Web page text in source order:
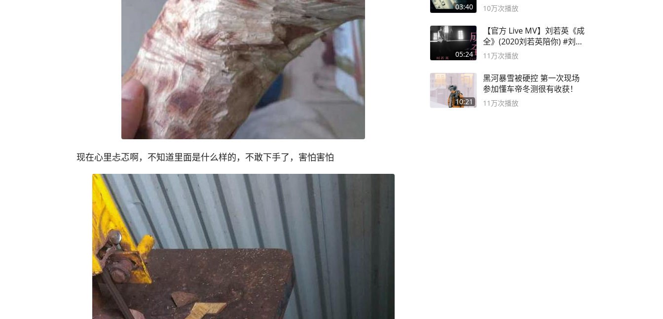
现在心里忐忑啊，不知道里面是什么样的，不敢下手了，害怕害怕
03:40 10万次播放
05:24
【官方 Live MV】刘若英《成
全》(2020刘若英陪你) #刘若
英 #成全
11万次播放
10:21
黑河暴雪被硬控 第一次现场
参加懂车帝冬测很有收获！
11万次播放